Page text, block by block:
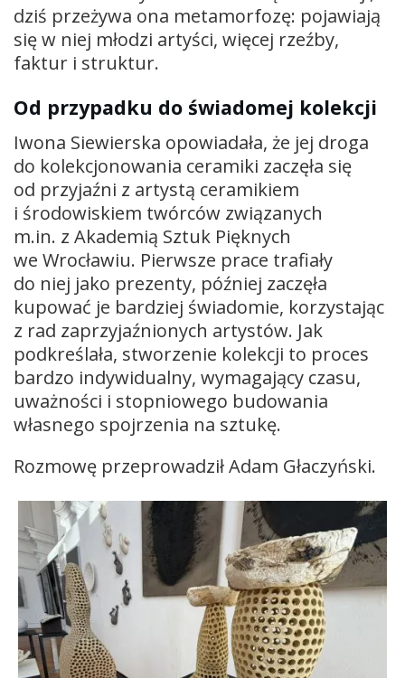
dziś przeżywa ona metamorfozę: pojawiają
się w niej młodzi artyści, więcej rzeźby,
faktur i struktur.
Od przypadku do świadomej kolekcji
Iwona Siewierska opowiadała, że jej droga
do kolekcjonowania ceramiki zaczęła się
od przyjaźni z artystą ceramikiem
i środowiskiem twórców związanych
m.in. z Akademią Sztuk Pięknych
we Wrocławiu. Pierwsze prace trafiały
do niej jako prezenty, później zaczęła
kupować je bardziej świadomie, korzystając
z rad zaprzyjaźnionych artystów. Jak
podkreślała, stworzenie kolekcji to proces
bardzo indywidualny, wymagający czasu,
uważności i stopniowego budowania
własnego spojrzenia na sztukę.
Rozmowę przeprowadził Adam Głaczyński.